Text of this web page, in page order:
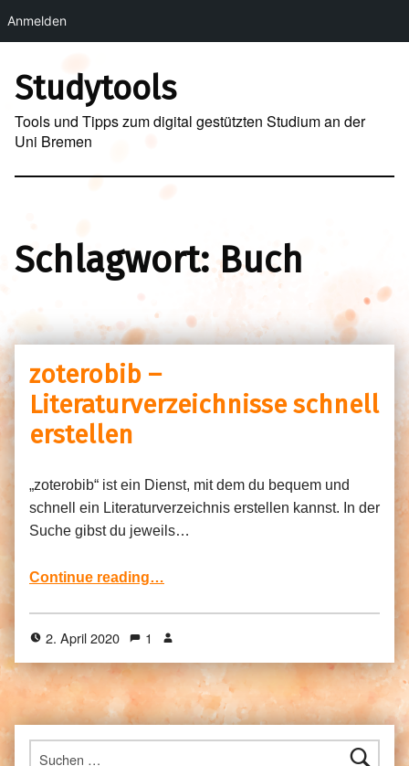
Anmelden
Skip to main navigation
Skip to main content
Skip to footer
Studytools
Tools und Tipps zum digital gestützten Studium an der
Uni Bremen
Schlagwort: Buch
zoterobib –
Literaturverzeichnisse schnell
erstellen
„zoterobib“ ist ein Dienst, mit dem du bequem und
schnell ein Literaturverzeichnis erstellen kannst. In der
Suche gibst du jeweils…
Continue reading…
2. April 2020 1
Suchen nach: